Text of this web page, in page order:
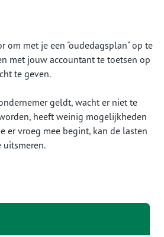
om met je een "oudedagsplan" op te
met jouw accountant te toetsen op
te geven.
geldt, wacht er niet te
heeft weinig mogelijkheden
er vroeg mee begint, kan de lasten
uitsmeren.